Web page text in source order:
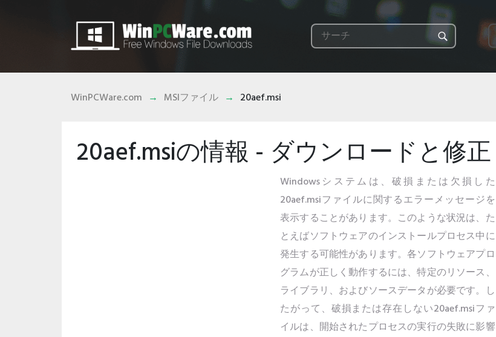
WinPCWare.com MSIファイル 20aef.msi
20aef.msiの情報 - ダウンロードと修正
Windowsシステムは、破損または欠損した
20aef.msiファイルに関するエラーメッセージを
表示することがあります。このような状況は、た
とえばソフトウェアのインストールプロセス中に
発生する可能性があります。各ソフトウェアプロ
グラムが正しく動作するには、特定のリソース、
ライブラリ、およびソースデータが必要です。し
たがって、破損または存在しない20aef.msiファ
イルは、開始されたプロセスの実行の失敗に影響